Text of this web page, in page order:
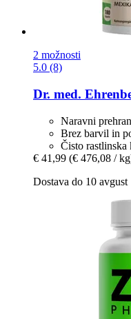
2 možnosti
5.0 (8)
Dr. med.
Naravni
Brez barvil in
Čisto rastlinska
€ 41,99 (€ 476,08 /
Dostava do 10 avgust